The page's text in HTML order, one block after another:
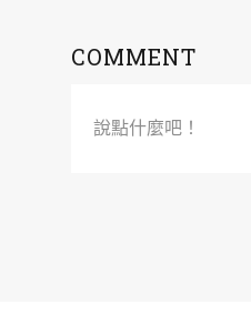
COMMENT
說點什麼吧！